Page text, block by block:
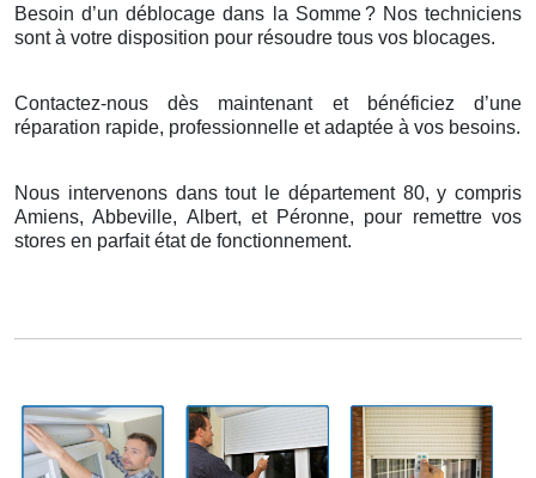
Besoin d’un déblocage dans la Somme? Nos techniciens
sontà votre disposition pour résoudre tous vos blocages.
Contactez-nous dès maintenant et bénéficiez d’une
réparation rapide, professionnelle et adaptée à vos besoins.
Nous intervenons dans tout le département 80, y compris
Amiens, Abbeville, Albert, et Péronne, pour remettre vos
stores en parfait état de fonctionnement.